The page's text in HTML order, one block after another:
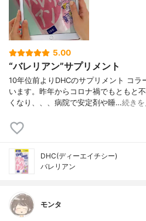
5.00
“バレリアン”サプリメント
10年位前よりDHCのサプリメント コラ
います。昨年からコロナ禍でもともと
くなり、、、病院で安定剤や睡…続き
DHC(ディーエイチシー)
バレリアン
モンタ